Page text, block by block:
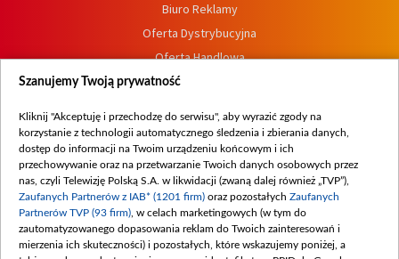
Biuro Reklamy
Oferta Dystrybucyjna
Oferta Handlowa
Dostępność
Procedura zgłoszeń wewnętrznych
Szanujemy Twoją prywatność
Kliknij "Akceptuję i przechodzę do serwisu", aby wyrazić zgody na
korzystanie z technologii automatycznego śledzenia i zbierania danych,
dostęp do informacji na Twoim urządzeniu końcowym i ich
przechowywanie oraz na przetwarzanie Twoich danych osobowych przez
nas, czyli Telewizję Polską S.A. w likwidacji (zwaną dalej również „TVP”),
Zaufanych Partnerów z IAB* (1201 firm) oraz pozostałych Zaufanych
Partnerów TVP (93 firm) , w celach marketingowych (w tym do
zautomatyzowanego dopasowania reklam do Twoich zainteresowań i
mierzenia ich skuteczności) i pozostałych, które wskazujemy poniżej, a